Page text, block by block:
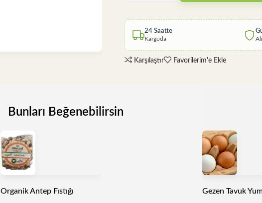
24 Saatte
Kargoda
Karşılaştır Favorilerim'e Ekle
Bunları Beğenebilirsin
Organik Antep Fıstığı Gezen Tavuk